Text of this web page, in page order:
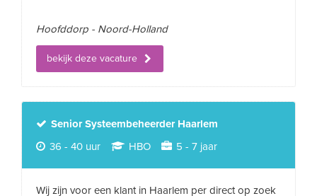
Hoofddorp - Noord-Holland
bekijk deze vacature
Senior Systeembeheerder Haarlem
36 - 40 uur
HBO 5 - 7 jaar
Wij zijn voor een klant in Haarlem per direct op zoek